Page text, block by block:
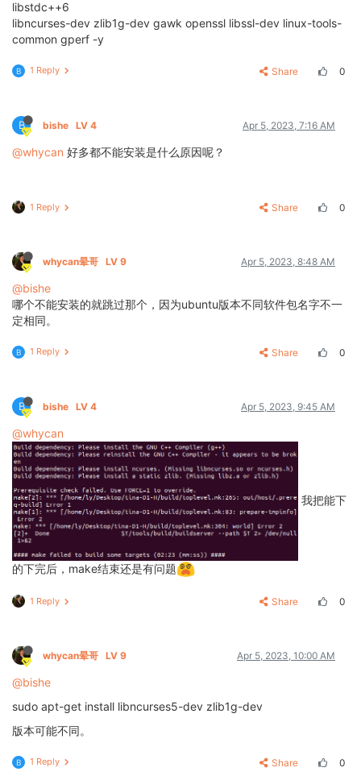
libstdc++6
libncurses-dev zlib1g-dev gawk openssl libssl-dev linux-tools-
common gperf -y
B 1 Reply Share 0
B bishe LV 4 Apr 5, 2023, 7:16 AM
@whycan 好多都不能安装是什么原因呢？
1 Reply Share 0
whycan晕哥 LV 9 Apr 5, 2023, 8:48 AM
@bishe
哪个不能安装的就跳过那个，因为ubuntu版本不同软件包名字不一
定相同。
B 1 Reply Share 0
B bishe LV 4 Apr 5, 2023, 9:45 AM
@whycan
我把能下
的下完后，make结束还是有问题
1 Reply Share 0
whycan晕哥 LV 9 Apr 5, 2023, 10:00 AM
@bishe
sudo apt-get install libncurses5-dev zlib1g-dev
版本可能不同。
B 1 Reply Share 0